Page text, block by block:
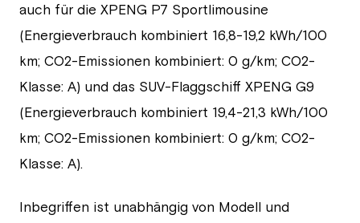
auch für die XPENG P7 Sportlimousine
(Energieverbrauch kombiniert 16,8-19,2 kWh/100
km; CO2-Emissionen kombiniert: 0 g/km; CO2-
Klasse: A) und das SUV-Flaggschiff XPENG G9
(Energieverbrauch kombiniert 19,4-21,3 kWh/100
km; CO2-Emissionen kombiniert: 0 g/km; CO2-
Klasse: A).
Inbegriffen ist unabhängig von Modell und